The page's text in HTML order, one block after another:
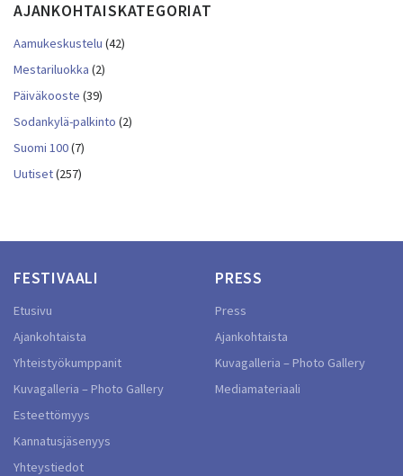
AJANKOHTAISKATEGORIAT
Aamukeskustelu (42)
Mestariluokka (2)
Päiväkooste (39)
Sodankylä-palkinto (2)
Suomi 100(7)
Uutiset(257)
FESTIVAALI
Etusivu
Ajankohtaista
Yhteistyökumppanit
Kuvagalleria – Photo Gallery
Esteettömyys
Kannatusjäsenyys
Yhteystiedot
PRESS
Press
Ajankohtaista
Kuvagalleria – Photo Gallery
Mediamateriaali